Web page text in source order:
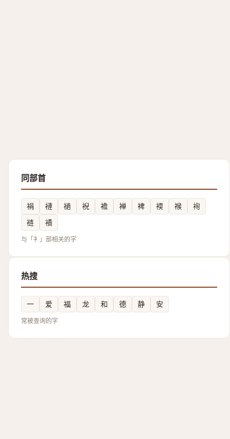
同部首
裐 褳 䙤 䘽 襜 褝 裨 䙇 䙈
䘩
裢
襀
与「衤」部相关的字
热搜
一 爱 福 龙 和 德 静 安
常被查询的字